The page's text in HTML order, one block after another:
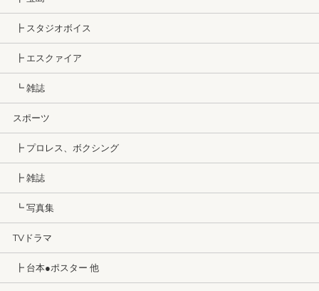
┣ スタジオボイス
┣ エスクァイア
┗ 雑誌
スポーツ
┣ プロレス、ボクシング
┣ 雑誌
┗ 写真集
TVドラマ
┣ 台本●ポスター 他